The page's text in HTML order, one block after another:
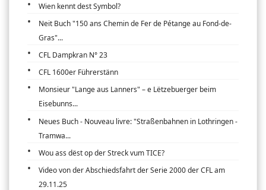
Wien kennt dest Symbol?
Neit Buch "150 ans Chemin de Fer de Pétange au Fond-de-
Gras"...
CFL Dampkran N° 23
CFL 1600er Führerstänn
Monsieur "Lange aus Lanners" – e Lëtzebuerger beim
Eisebunns...
Neues Buch - Nouveau livre: "Straßenbahnen in Lothringen -
Tramwa...
Wou ass dëst op der Streck vum TICE?
Video von der Abschiedsfahrt der Serie 2000 der CFL am
29.11.25